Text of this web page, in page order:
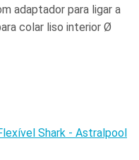
adaptador para ligar a
colar liso interior Ø